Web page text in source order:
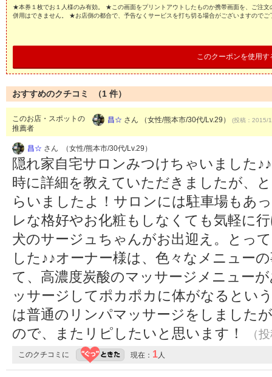
★本券１枚でお１人様のみ有効。 ★この画面をプリントアウトしたものか携帯画面を、ご注
併用はできません。 ★お店側の都合で、予告なくサービスを打ち切る場合がございますのでご
このクーポンを使用す
おすすめのクチコミ （1 件）
このお店・スポットの
推薦者
昌☆ さん （女性/熊本市/30代/Lv.29） (投稿：2015/
昌☆ さん （女性/熊本市/30代/Lv.29）
隠れ家自宅サロンみつけちゃいました
時に詳細を教えていただきましたが、
らいましたよ！サロンには駐車場もあ
レな格好やお化粧もしなくても気軽に
犬のサージュちゃんがお出迎え。とっ
した♪♪オーナー様は、色々なメニュー
て、高濃度炭酸のマッサージメニュー
ッサージしてポカポカに体がなるとい
は普通のリンパマッサージをしました
ので、またリピしたいと思います！
（
このクチコミに 現在： 1人